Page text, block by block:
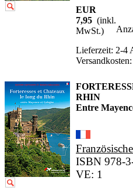
EUR
7,95 (inkl.
MwSt.)
Lieferzeit: 2-4
RHIN
Entre
ISBN 978-
VE: 1